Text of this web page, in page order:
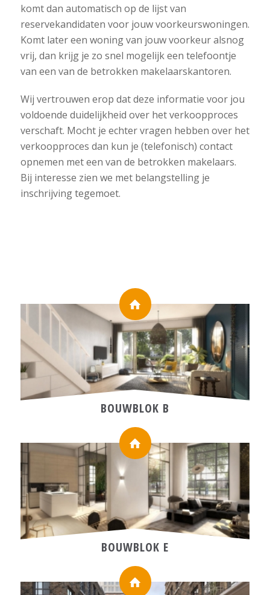
komt dan automatisch op de lijst van
reservekandidaten voor jouw voorkeurswoningen.
Komt later een woning van jouw voorkeur alsnog
vrij, dan krijg je zo snel mogelijk een telefoontje
van een van de betrokken makelaarskantoren.
Wij vertrouwen erop dat deze informatie voor jou
voldoende duidelijkheid over het verkoopproces
verschaft. Mocht je echter vragen hebben over het
verkoopproces dan kun je (telefonisch) contact
opnemen met een van de betrokken makelaars.
Bij interesse zien we met belangstelling je
inschrijving tegemoet.
BOUWBLOK B
BOUWBLOK E